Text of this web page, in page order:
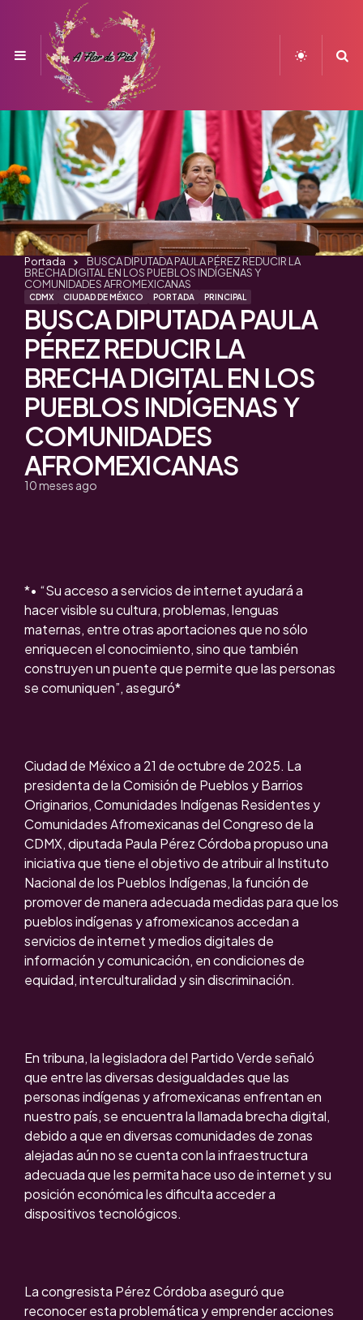
Menu
CDMX CIUDAD DE MÉXICO PORTADA PRINCIPAL
BUSCA DIPUTADA PAULA
PÉREZ REDUCIR LA
BRECHA DIGITAL EN LOS
PUEBLOS INDÍGENAS Y
COMUNIDADES
AFROMEXICANAS
10 meses ago
Portada
BUSCA DIPUTADA PAULA PÉREZ REDUCIR LA
BRECHA DIGITAL EN LOS PUEBLOS INDÍGENAS Y
COMUNIDADES AFROMEXICANAS
*• “Su acceso a servicios de internet ayudará a
hacer visible su cultura, problemas, lenguas
maternas, entre otras aportaciones que no sólo
enriquecen el conocimiento, sino que también
construyen un puente que permite que las personas
se comuniquen”, aseguró*
Ciudad de México a 21 de octubre de 2025. La
presidenta de la Comisión de Pueblos y Barrios
Originarios, Comunidades Indígenas Residentes y
Comunidades Afromexicanas del Congreso de la
CDMX, diputada Paula Pérez Córdoba propuso una
iniciativa que tiene el objetivo de atribuir al Instituto
Nacional de los Pueblos Indígenas, la función de
promover de manera adecuada medidas para que los
pueblos indígenas y afromexicanos accedan a
servicios de internet y medios digitales de
información y comunicación, en condiciones de
equidad, interculturalidad y sin discriminación.
En tribuna, la legisladora del Partido Verde señaló
que entre las diversas desigualdades que las
personas indígenas y afromexicanas enfrentan en
nuestro país, se encuentra la llamada brecha digital,
debido a que en diversas comunidades de zonas
alejadas aún no se cuenta con la infraestructura
adecuada que les permita hace uso de internet y su
posición económica les dificulta acceder a
dispositivos tecnológicos.
La congresista Pérez Córdoba aseguró que
reconocer esta problemática y emprender acciones